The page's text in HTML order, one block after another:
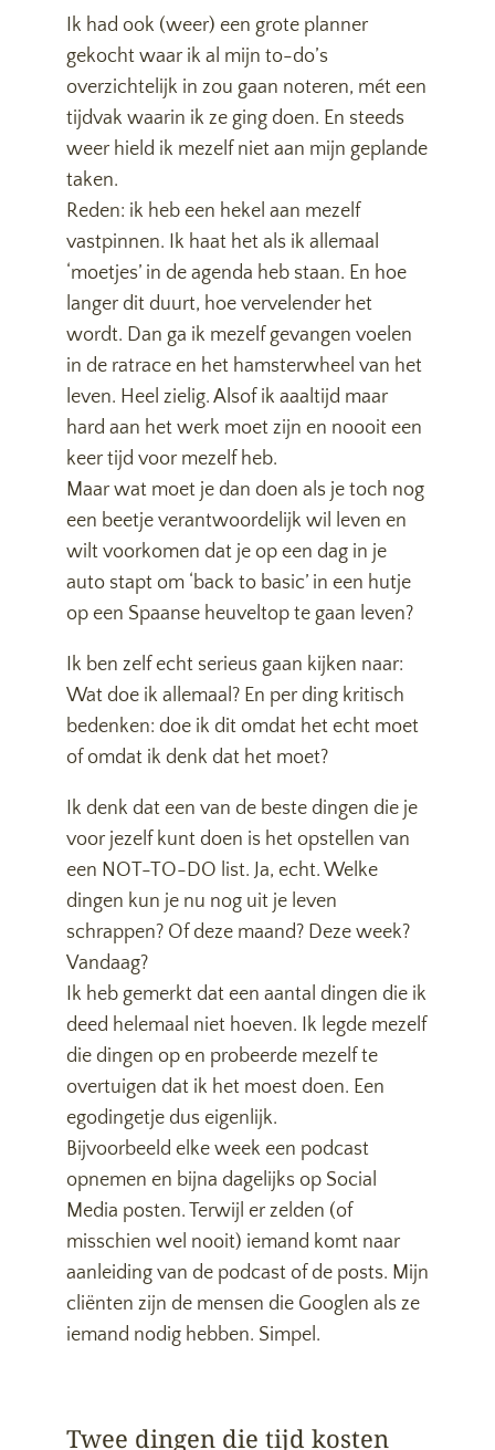
Ik had ook (weer) een grote planner
gekocht waar ik al mijn to-do’s
overzichtelijk in zou gaan noteren, mét een
tijdvak waarin ik ze ging doen. En steeds
weer hield ik mezelf niet aan mijn geplande
taken.
Reden: ik heb een hekel aan mezelf
vastpinnen. Ik haat het als ik allemaal
‘moetjes’ in de agenda heb staan. En hoe
langer dit duurt, hoe vervelender het
wordt. Dan ga ik mezelf gevangen voelen
in de ratrace en het hamsterwheel van het
leven. Heel zielig. Alsof ik aaaltijd maar
hard aan het werk moet zijn en noooit een
keer tijd voor mezelf heb.
Maar wat moet je dan doen als je toch nog
een beetje verantwoordelijk wil leven en
wilt voorkomen dat je op een dag in je
auto stapt om ‘back to basic’ in een hutje
op een Spaanse heuveltop te gaan leven?
Ik ben zelf echt serieus gaan kijken naar:
Wat doe ik allemaal? En per ding kritisch
bedenken: doe ik dit omdat het echt moet
of omdat ik denk dat het moet?
Ik denk dat een van de beste dingen die je
voor jezelf kunt doen is het opstellen van
een NOT-TO-DO list. Ja, echt. Welke
dingen kun je nu nog uit je leven
schrappen? Of deze maand? Deze week?
Vandaag?
Ik heb gemerkt dat een aantal dingen die ik
deed helemaal niet hoeven. Ik legde mezelf
die dingen op en probeerde mezelf te
overtuigen dat ik het moest doen. Een
egodingetje dus eigenlijk.
Bijvoorbeeld elke week een podcast
opnemen en bijna dagelijks op Social
Media posten. Terwijl er zelden (of
misschien wel nooit) iemand komt naar
aanleiding van de podcast of de posts. Mijn
cliënten zijn de mensen die Googlen als ze
iemand nodig hebben. Simpel.
Twee dingen die tijd kosten